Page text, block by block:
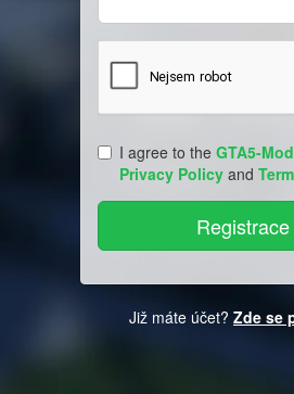
I agree to the GTA5-
Privacy Policy and
Již máte účet? Zde se